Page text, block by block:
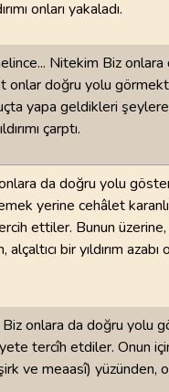
onları yakaladı.
Nitekim Biz onlara
onlar doğru yolu
yapa geldikleri şeylere
çarptı.
da doğru yolu
yerine cehâlet
ettiler. Bunun üzerine,
bir yıldırım azabı
onlara da doğru yolu
tercîh etdiler. Onun
ve meaasî) yüzünden, o